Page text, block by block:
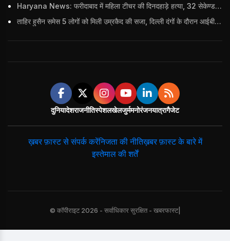
Haryana News: फरीदाबाद में महिला टीचर की दिनदहाड़े हत्या, 32 सेकेण्ड में 34 बार किया वार
ताहिर हुसैन समेस 5 लोगों को मिली उम्रकैद की सजा, दिल्ली दंगों के दौरान आईबी अधिकारी का किया था कत्ल
दुनियादेशराजनीतिस्पेशलखेलजुर्ममनोरंजनयात्रागैजेट
ख़बर फ़ास्ट से संपर्क करेंनिजता की नीतिख़बर फ़ास्ट के बारे में
इस्तेमाल की शर्तें
© कॉपीराइट 2026 - सर्वाधिकार सुरक्षित - खबरफास्ट|